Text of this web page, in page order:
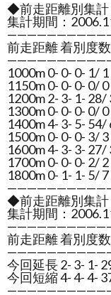
◆前走距離別集計
集計期間：
前走距離 着別度
1000m 0- 0- 0- 1/
1150m 0- 0- 0- 0/ 0
1200m 2- 3- 1- 28/
1300m 0- 0- 0- 0/ 0
1400m 4- 3- 5- 54/
1500m 0- 0- 0- 3/
1600m 4- 3- 3- 27/
1700m 0- 0- 0- 2/
1800m 0- 1- 1- 5/
◆前走距離別集計
集計期間：
前走距離 着別度
今回延長 2- 3- 1-
今回短縮 4- 4- 4-